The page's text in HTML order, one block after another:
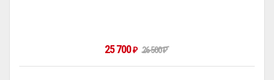
25 700 ₽ 26 500₽